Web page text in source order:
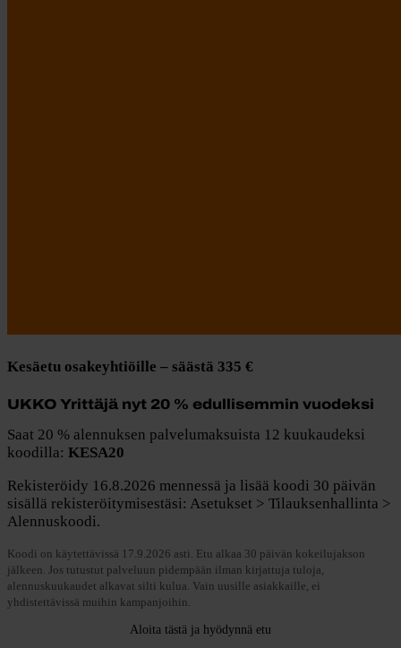
Kesäetu osakeyhtiöille – säästä 335 €
UKKO Yrittäjä nyt 20 % edullisemmin vuodeksi
Saat 20 % alennuksen palvelumaksuista 12 kuukaudeksi
koodilla: KESA20
Rekisteröidy 16.8.2026 mennessä ja lisää koodi 30 päivän
sisällä rekisteröitymisestäsi: Asetukset > Tilauksenhallinta >
Alennuskoodi.
Koodi on käytettävissä 17.9.2026 asti. Etu alkaa 30 päivän kokeilujakson
jälkeen. Jos tutustut palveluun pidempään ilman kirjattuja tuloja,
alennuskuukaudet alkavat silti kulua. Vain uusille asiakkaille, ei
yhdistettävissä muihin kampanjoihin.
Aloita tästä ja hyödynnä etu